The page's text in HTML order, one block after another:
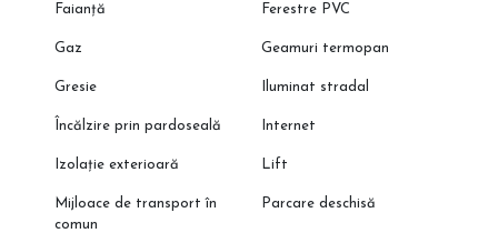
Faianță Ferestre PVC
Gaz Geamuri termopan
Gresie Iluminat stradal
Încălzire prin pardoseală Internet
Izolație exterioară Lift
Mijloace de transport în
comun
Parcare deschisă